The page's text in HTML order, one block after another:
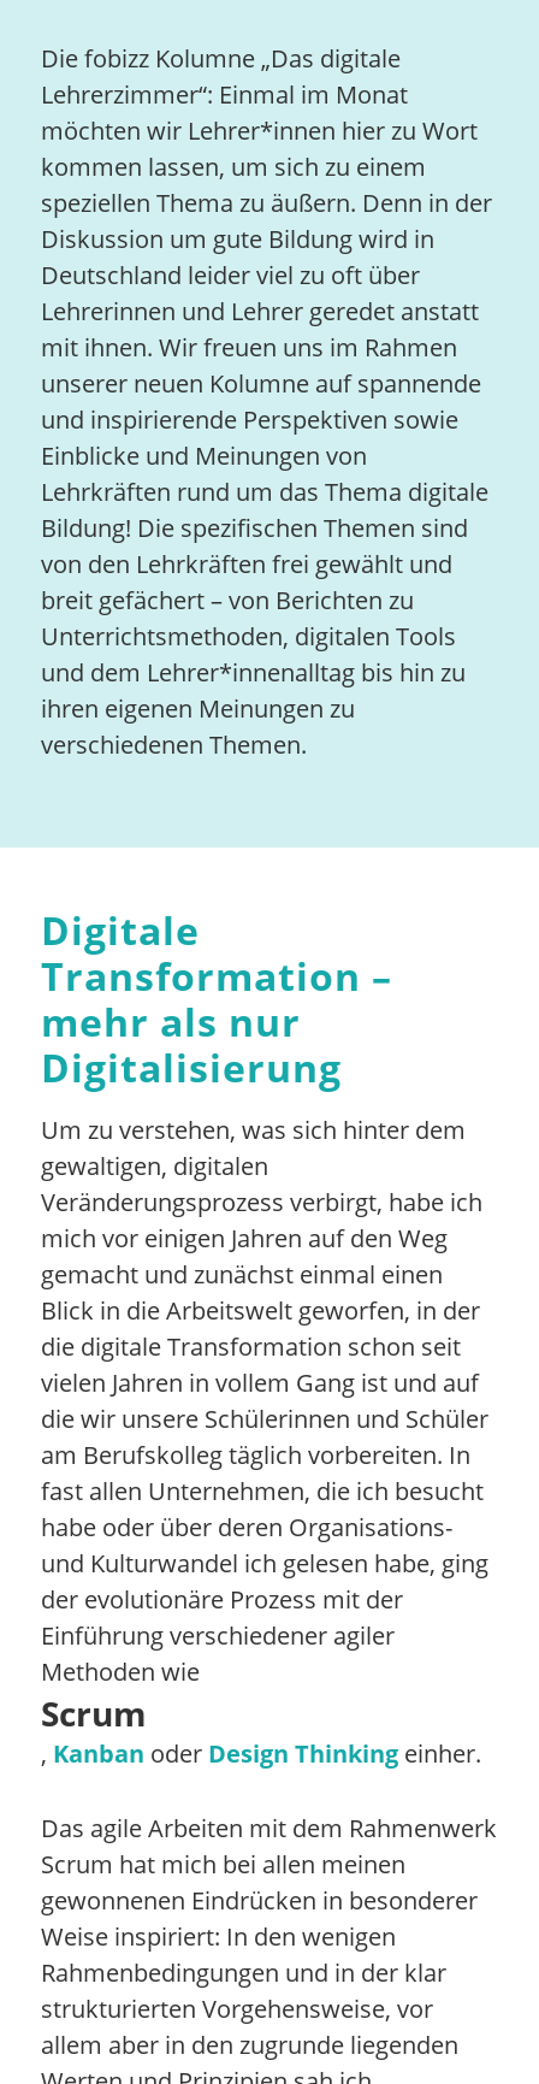
Die fobizz Kolumne „Das digitale
Lehrerzimmer“: Einmal im Monat
möchten wir Lehrer*innen hier zu Wort
kommen lassen, um sich zu einem
speziellen Thema zu äußern. Denn in der
Diskussion um gute Bildung wird in
Deutschland leider viel zu oft über
Lehrerinnen und Lehrer geredet anstatt
mit ihnen. Wir freuen uns im Rahmen
unserer neuen Kolumne auf spannende
und inspirierende Perspektiven sowie
Einblicke und Meinungen von
Lehrkräften rund um das Thema digitale
Bildung! Die spezifischen Themen sind
von den Lehrkräften frei gewählt und
breit gefächert – von Berichten zu
Unterrichtsmethoden, digitalen Tools
und dem Lehrer*innenalltag bis hin zu
ihren eigenen Meinungen zu
verschiedenen Themen.
Digitale
Transformation –
mehr als nur
Digitalisierung
Um zu verstehen, was sich hinter dem
gewaltigen, digitalen
Veränderungsprozess verbirgt, habe ich
mich vor einigen Jahren auf den Weg
gemacht und zunächst einmal einen
Blick in die Arbeitswelt geworfen, in der
die digitale Transformation schon seit
vielen Jahren in vollem Gang ist und auf
die wir unsere Schülerinnen und Schüler
am Berufskolleg täglich vorbereiten. In
fast allen Unternehmen, die ich besucht
habe oder über deren Organisations-
und Kulturwandel ich gelesen habe, ging
der evolutionäre Prozess mit der
Einführung verschiedener agiler
Methoden wie
Scrum
, Kanban oder Design Thinkingeinher.
Das agile Arbeiten mit dem Rahmenwerk
Scrum hat mich bei allen meinen
gewonnenen Eindrücken in besonderer
Weise inspiriert: In den wenigen
Rahmenbedingungen und in der klar
strukturierten Vorgehensweise, vor
allem aber in den zugrunde liegenden